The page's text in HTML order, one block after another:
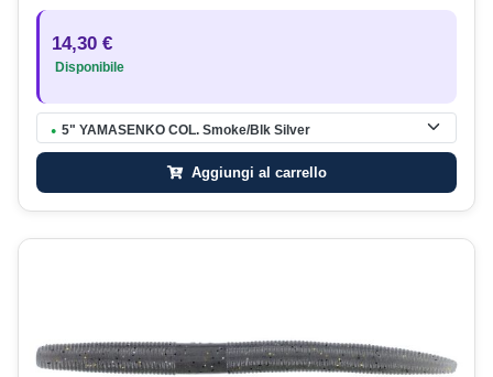
14,30 €
Disponibile
● 5" YAMASENKO COL. Smoke/Blk Silver
Aggiungi al carrello